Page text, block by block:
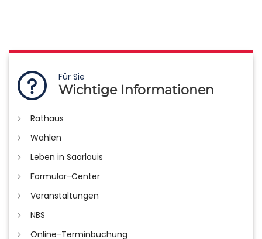
Für Sie
Wichtige Informationen
Rathaus
Wahlen
Leben in Saarlouis
Formular-Center
Veranstaltungen
NBS
Online-Terminbuchung